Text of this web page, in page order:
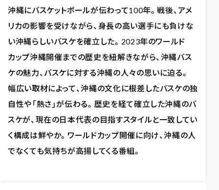
沖縄にバスケットボールが伝わって100年。戦後、アメ
リカの影響を受けながら、身長の高い選手にも負けな
い沖縄らしいバスケを確立した。2023年のワールド
カップ沖縄開催までの歴史を紐解きながら、沖縄バス
ケの魅力、バスケに対する沖縄の人々の思いに迫る。
幅広い取材によって、沖縄の文化に根差したバスケの独
自性や「熱さ」が伝わる。歴史を経て確立した沖縄のバ
スケが、現在の日本代表の目指すスタイルと一致してい
く構成は鮮やか。ワールドカップ開催に向け、沖縄の人
でなくても気持ちが高揚してくる番組。